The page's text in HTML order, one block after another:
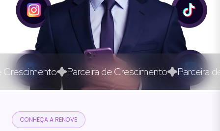
Parceira de Crescimento Parceira
CONHEÇA A RENOVE